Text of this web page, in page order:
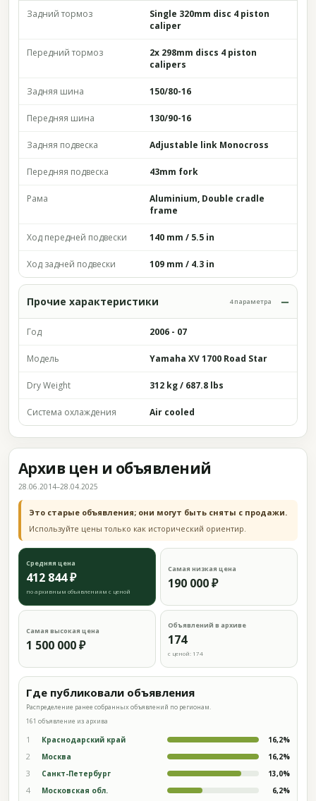
Задний тормоз
Single 320mm disc 4 piston
caliper
Передний тормоз
2x 298mm discs 4 piston
calipers
Задняя шина 150/80-16
Передняя шина 130/90-16
Задняя подвеска Adjustable link Monocross
Передняя подвеска 43mm fork
Рама
Aluminium, Double cradle
frame
Ход передней подвески 140 mm / 5.5 in
Ход задней подвески 109 mm / 4.3 in
Прочие характеристики 4 параметра
Год 2006 - 07
Модель Yamaha XV 1700 Road Star
Dry Weight 312 kg / 687.8 lbs
Система охлаждения Air cooled
Архив цен и объявлений
28.06.2014–28.04.2025
Это старые объявления; они могут быть сняты с продажи.
Используйте цены только как исторический ориентир.
Средняя цена
412 844 ₽
по архивным объявлениям с ценой
Самая низкая цена
190 000 ₽
Самая высокая цена
1 500 000 ₽
Объявлений в архиве
174
с ценой: 174
Где публиковали объявления
Распределение ранее собранных объявлений по регионам.
161 объявление из архива
1 Краснодарский край 16,2%
2 Москва 16,2%
3 Санкт-Петербург 13,0%
4 Московская обл. 6,2%